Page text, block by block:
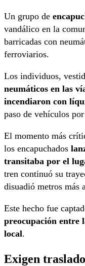
Un grupo de
vandálico en la
barricadas con
ferroviarios.
Los individuos,
neumáticos en las
incendiaron con
paso de vehículos
El momento más
los encapuchados
transitaba por el
tren continuó su
disuadió metros más
Este hecho fue
preocupación entre
local.
Exigen